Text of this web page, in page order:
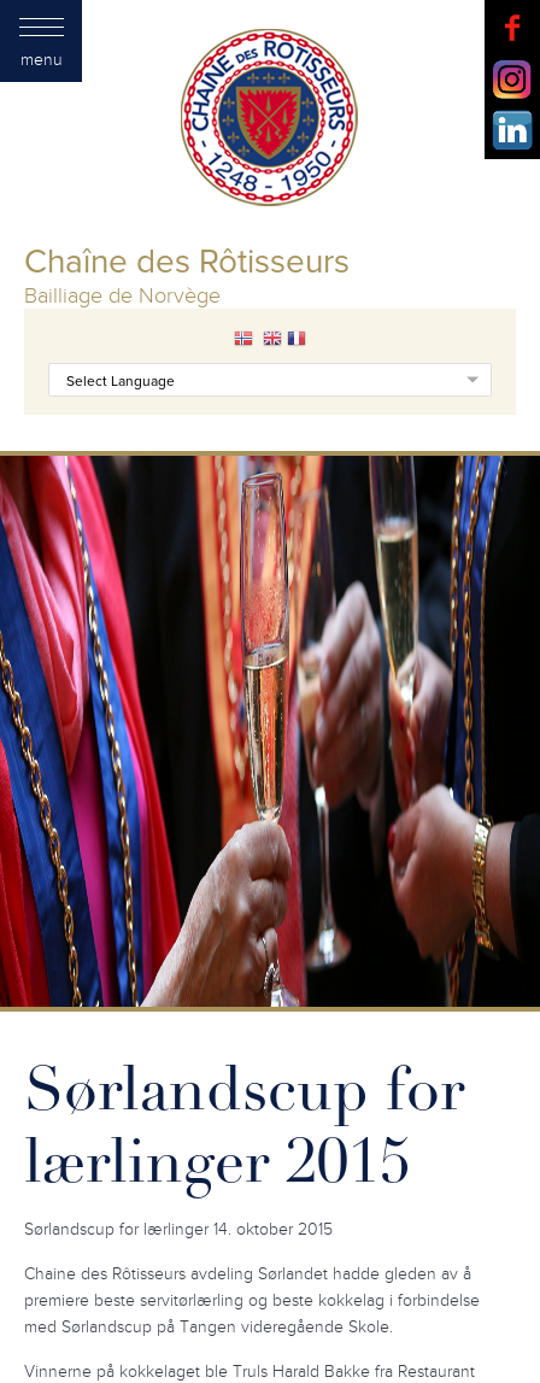
Chaîne des Rôtisseurs
Bailliage de Norvège
Sørlandscup for
lærlinger 2015
Sørlandscup for lærlinger 14. oktober 2015
Chaine des Rôtisseurs avdeling Sørlandet hadde gleden av å
premiere beste servitørlærling og beste kokkelag i forbindelse
med Sørlandscup på Tangen videregående Skole.
Vinnerne på kokkelaget ble Truls Harald Bakke fra Restaurant
menu